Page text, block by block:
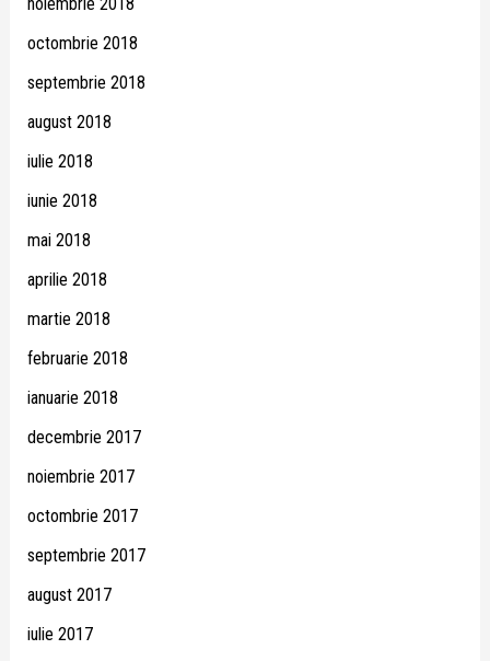
octombrie 2018
septembrie 2018
august 2018
iulie 2018
iunie 2018
mai 2018
aprilie 2018
martie 2018
februarie 2018
ianuarie 2018
decembrie 2017
noiembrie 2017
octombrie 2017
septembrie 2017
august 2017
iulie 2017